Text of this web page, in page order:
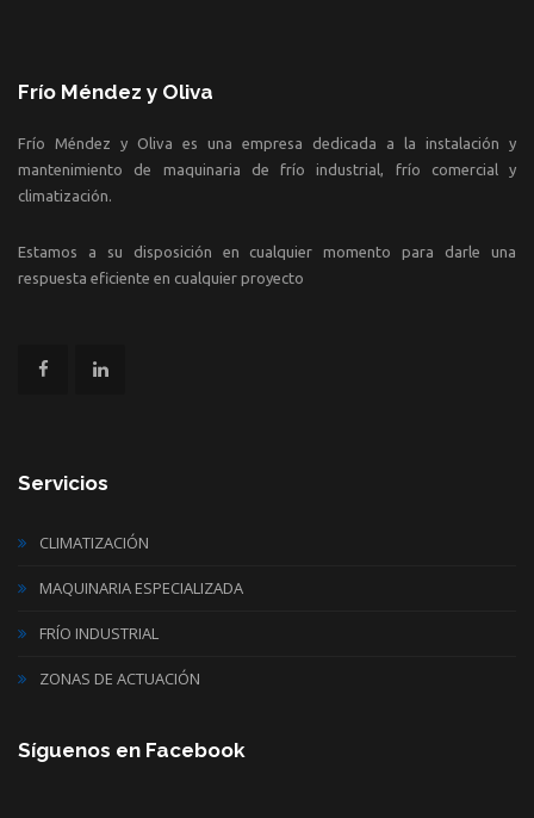
Frío Méndez y Oliva
Frío Méndez y Oliva es una empresa dedicada a la instalación y
mantenimiento de maquinaria de frío industrial, frío comercial y
climatización.
Estamos a su disposición en cualquier momento para darle una
respuesta eficiente en cualquier proyecto
Servicios
CLIMATIZACIÓN
MAQUINARIA ESPECIALIZADA
FRÍO INDUSTRIAL
ZONAS DE ACTUACIÓN
Síguenos en Facebook